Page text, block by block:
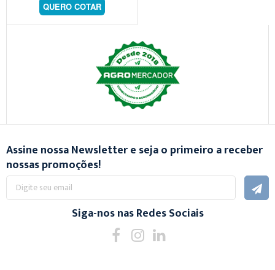
QUERO COTAR
Assine nossa Newsletter e seja o primeiro a receber
nossas promoções!
Inscreva-
na
Siga-nos nas Redes Sociais